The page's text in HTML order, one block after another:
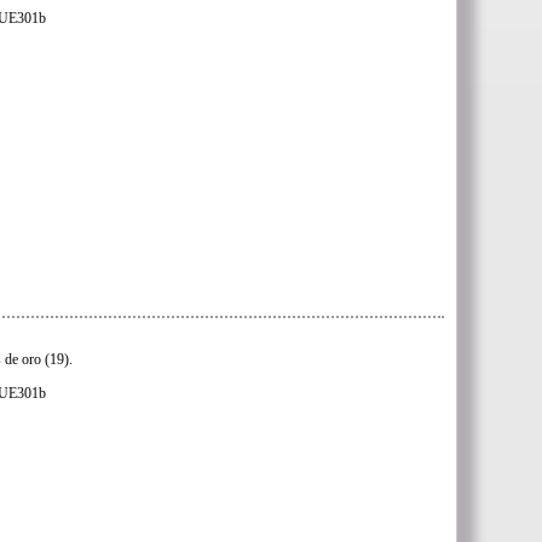
de oro (19).